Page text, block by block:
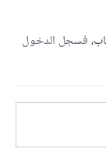
فسجل الدخول